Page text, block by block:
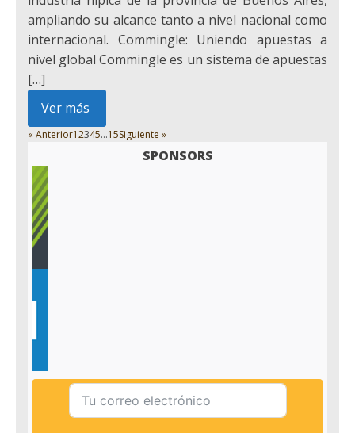
ampliando su alcance tanto a nivel nacional como
internacional.​ Commingle: Uniendo apuestas a
nivel global Commingle es un sistema de apuestas
[…]
Ver más
« Anterior12345…15Siguiente »
SPONSORS